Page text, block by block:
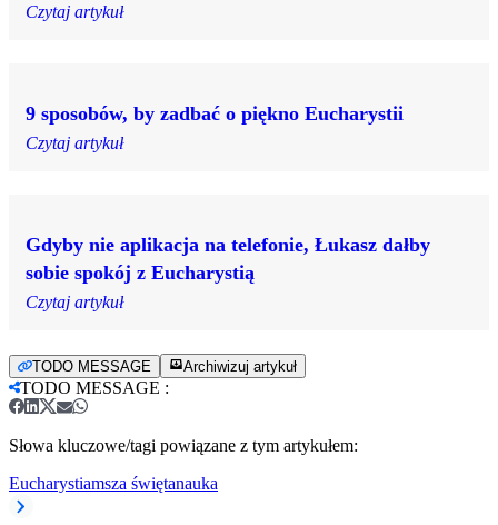
Czytaj artykuł
9 sposobów, by zadbać o piękno Eucharystii
Czytaj artykuł
Gdyby nie aplikacja na telefonie, Łukasz dałby
sobie spokój z Eucharystią
Czytaj artykuł
TODO MESSAGE Archiwizuj artykuł
TODO MESSAGE :
Słowa kluczowe/tagi powiązane z tym artykułem:
Eucharystiamsza świętanauka